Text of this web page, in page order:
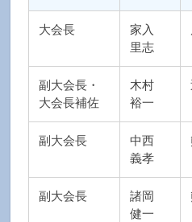
大会長
家入
里志
副大会長・
大会長補佐
木村
裕一
副大会長
中西
義孝
副大会長
諸岡
健一